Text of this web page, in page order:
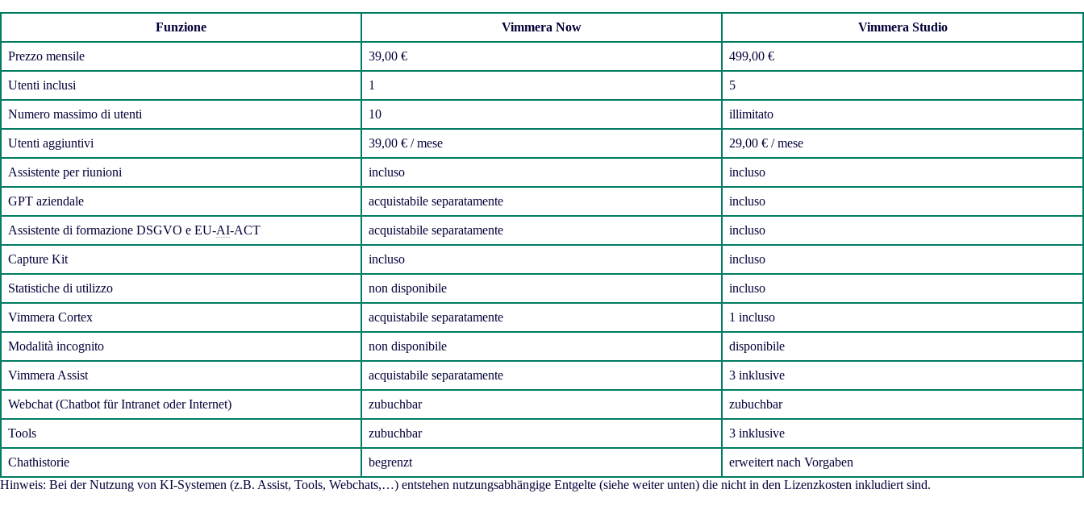
Funzione Vimmera Now Vimmera Studio
Prezzo mensile 39,00 € 499,00 €
Utenti inclusi 1 5
Numero massimo di utenti 10 illimitato
Utenti aggiuntivi 39,00 € / mese 29,00 € / mese
Assistente per riunioni incluso incluso
GPT aziendale acquistabile separatamente incluso
Assistente di formazione DSGVO e EU-AI-ACT acquistabile separatamente incluso
Capture Kit incluso incluso
Statistiche di utilizzo non disponibile incluso
Vimmera Cortex acquistabile separatamente 1 incluso
Modalità incognito non disponibile disponibile
Vimmera Assist acquistabile separatamente 3 inklusive
Webchat (Chatbot für Intranet oder Internet) zubuchbar zubuchbar
Tools zubuchbar 3 inklusive
Chathistorie begrenzt
erweitert nach Vorgaben
Hinweis: Bei der Nutzung von KI-Systemen (z.B. Assist, Tools, Webchats,…) entstehen nutzungsabhängige Entgelte (siehe weiter unten) die nicht in den Lizenzkosten inkludiert sind.